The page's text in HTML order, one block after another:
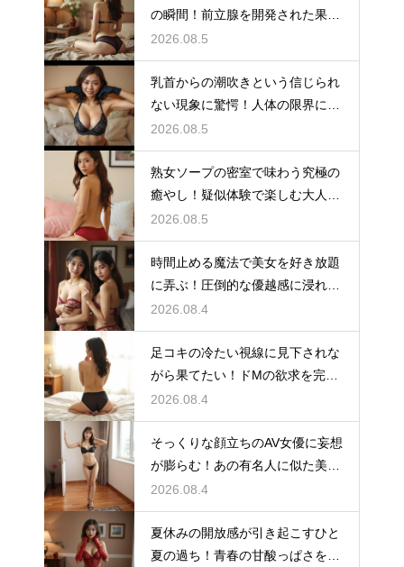
の瞬間！前立腺を開発された果て
の未知のAV体験
2026.08.5
乳首からの潮吹きという信じられ
ない現象に驚愕！人体の限界に挑
むド変態のAV
2026.08.5
熟女ソープの密室で味わう究極の
癒やし！疑似体験で楽しむ大人の
ための極上AV
2026.08.5
時間止める魔法で美女を好き放題
に弄ぶ！圧倒的な優越感に浸れる
ファンタジーAV
2026.08.4
足コキの冷たい視線に見下されな
がら果てたい！ドMの欲求を完全
に満たす至高のAV
2026.08.4
そっくりな顔立ちのAV女優に妄想
が膨らむ！あの有名人に似た美女
が魅せる禁断の映像
2026.08.4
夏休みの開放感が引き起こすひと
夏の過ち！青春の甘酸っぱさを凝